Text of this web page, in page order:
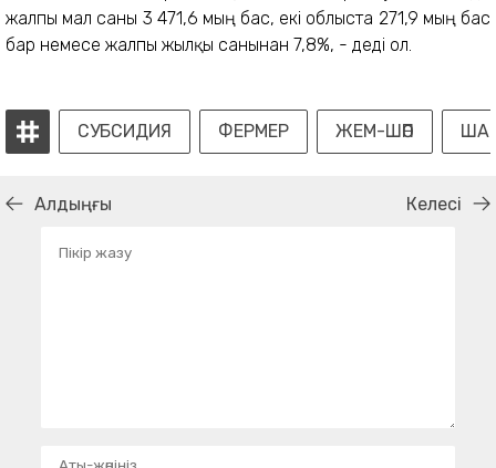
жалпы мал саны 3 471,6 мың бас, екі облыста 271,9 мың бас
бар немесе жалпы жылқы санынан 7,8%, - деді ол.
СУБСИДИЯ ФЕРМЕР ЖЕМ-ШӨП
Алдыңғы Келесі